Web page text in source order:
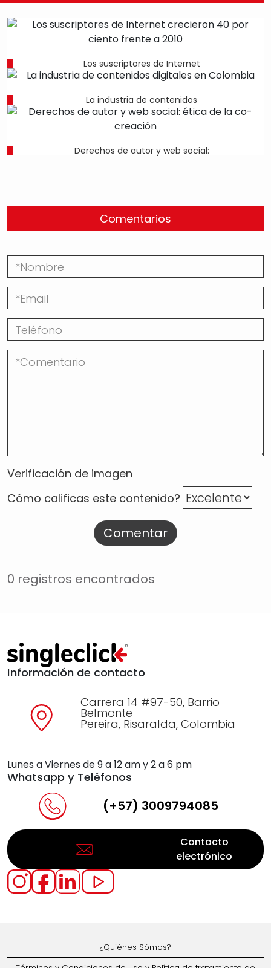
Los suscriptores de Internet
La industria de contenidos
Derechos de autor y web social:
Comentarios
Verificación de imagen
Cómo calificas este contenido?
Comentar
0 registros encontrados
Información de contacto
Carrera 14 #97-50, Barrio
Belmonte
Pereira, Risaralda, Colombia
Lunes a Viernes de 9 a 12 am y 2 a 6 pm
Whatsapp y Teléfonos
(+57) 3009794085
Contacto
electrónico
¿Quiénes Sómos?